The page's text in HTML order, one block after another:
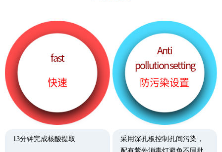
fast
快速
13分钟完成核酸提取
Anti
pollution setting
防污染设置
采用深孔板控制孔间污染，